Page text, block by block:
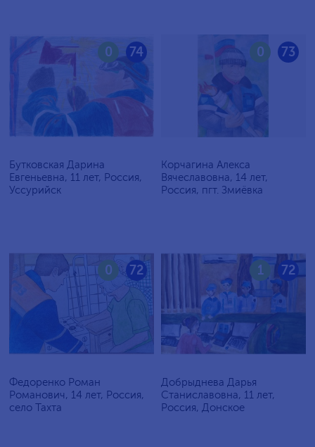
74
0
Бутковская Дарина
Евгеньевна, 11 лет, Россия,
Уссурийск
73
0
Корчагина Алекса
Вячеславовна, 14 лет,
Россия, пгт. Змиёвка
72
0
Федоренко Роман
Романович, 14 лет, Россия,
село Тахта
72
1
Добрыднева Дарья
Станиславовна, 11 лет,
Россия, Донское